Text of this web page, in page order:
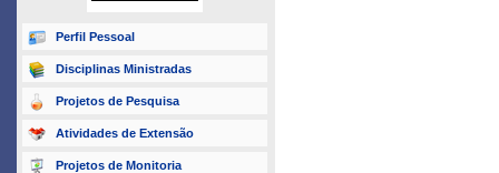
Perfil Pessoal
Disciplinas Ministradas
Projetos de Pesquisa
Atividades de Extensão
Projetos de Monitoria